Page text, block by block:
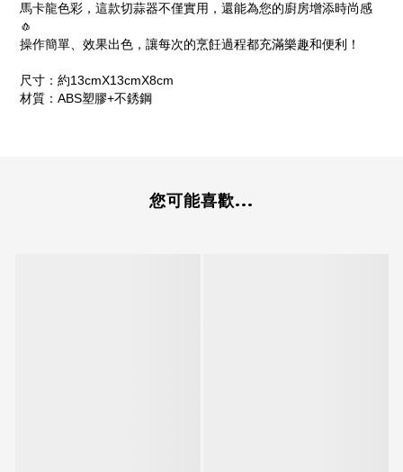
馬卡龍色彩，這款切蒜器不僅實用，還能為您的廚房增添時尚感
🧄
操作簡單、效果出色，讓每次的烹飪過程都充滿樂趣和便利！
尺寸：約13cmX13cmX8cm
材質：ABS塑膠+不銹鋼
您可能喜歡...